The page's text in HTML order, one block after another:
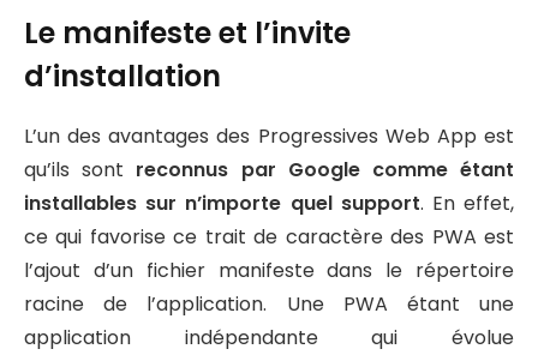
Le manifeste et l’invite
d’installation
L’un des avantages des Progressives Web App est
qu’ils sont reconnus par Google comme étant
installables sur n’importe quel support. En effet,
ce qui favorise ce trait de caractère des PWA est
l’ajout d’un fichier manifeste dans le répertoire
racine de l’application. Une PWA étant une
application indépendante qui évolue